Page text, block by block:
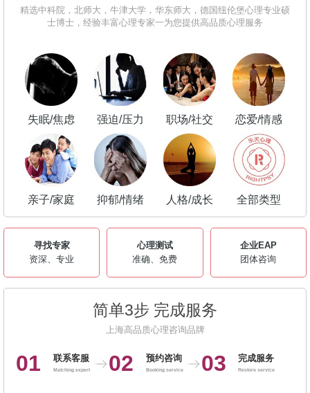
精选中科院，北师大，牛津大学，华东师大，德国纽伦堡心理专业硕
士博士，经验丰富心理专家一为您提供高品质心理服务
失眠/焦虑 强迫/压力 职场/社交 恋爱/情感
亲子/家庭 抑郁/情绪 人格/成长 全部类型
寻找专家
资深、专业
心理测试
准确、免费
企业EAP
团体咨询
简单3步 完成服务
上海高品质心理咨询品牌
01 联系客服
Matching expert 02 预约咨询
Booking service 03 完成服务
Restore service